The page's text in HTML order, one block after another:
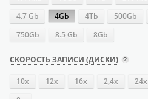
4.7 Gb
4Gb 4Tb 500Gb
750Gb
8.5 Gb 8Gb
СКОРОСТЬ ЗАПИСИ (ДИСКИ)
10x 12x 16х 2,4x 24х